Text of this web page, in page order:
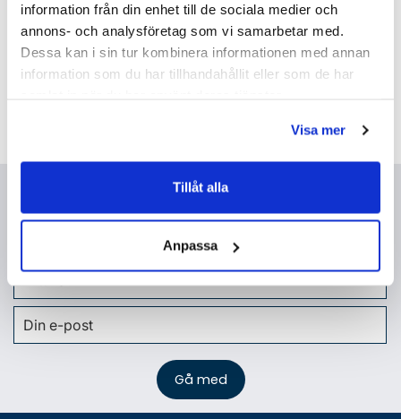
information från din enhet till de sociala medier och
annons- och analysföretag som vi samarbetar med.
Dessa kan i sin tur kombinera informationen med annan
information som du har tillhandahållit eller som de har
Visa mer
Tillåt alla
Anpassa
Damixa Pine Köksblandare
Hög (Matt svart/Med)
2 292 kr /st3 340 kr/st
Nordhem Apelviken
Badkar (Standard/Vänster)
13 216 kr/st16 520 kr
Nyhetsbrev
Genom att fylla i min mailadress bekräftar jag att jag tagit del av
Badhusets
integritetspolicy